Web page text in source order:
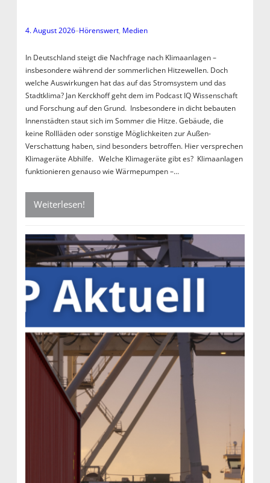
4. August 2026–Hörenswert, Medien
In Deutschland steigt die Nachfrage nach Klimaanlagen –
insbesondere während der sommerlichen Hitzewellen. Doch
welche Auswirkungen hat das auf das Stromsystem und das
Stadtklima? Jan Kerckhoff geht dem im Podcast IQ Wissenschaft
und Forschung auf den Grund. Insbesondere in dicht bebauten
Innenstädten staut sich im Sommer die Hitze. Gebäude, die
keine Rollläden oder sonstige Möglichkeiten zur Außen-
Verschattung haben, sind besonders betroffen. Hier versprechen
Klimageräte Abhilfe. Welche Klimageräte gibt es? Klimaanlagen
funktionieren genauso wie Wärmepumpen –…
Weiterlesen!